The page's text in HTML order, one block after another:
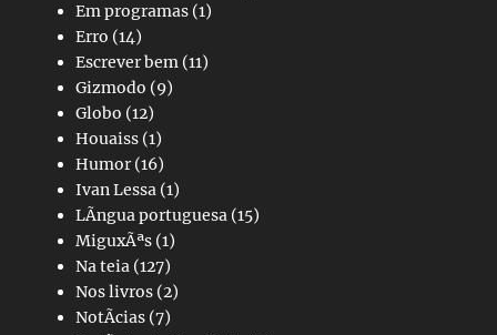
Em programas (1)
Erro (14)
Escrever bem (11)
Gizmodo (9)
Globo (12)
Houaiss (1)
Humor(16)
Ivan Lessa (1)
LÃ­ngua portuguesa (15)
MiguxÃªs (1)
Na teia (127)
Nos livros (2)
NotÃ­cias (7)